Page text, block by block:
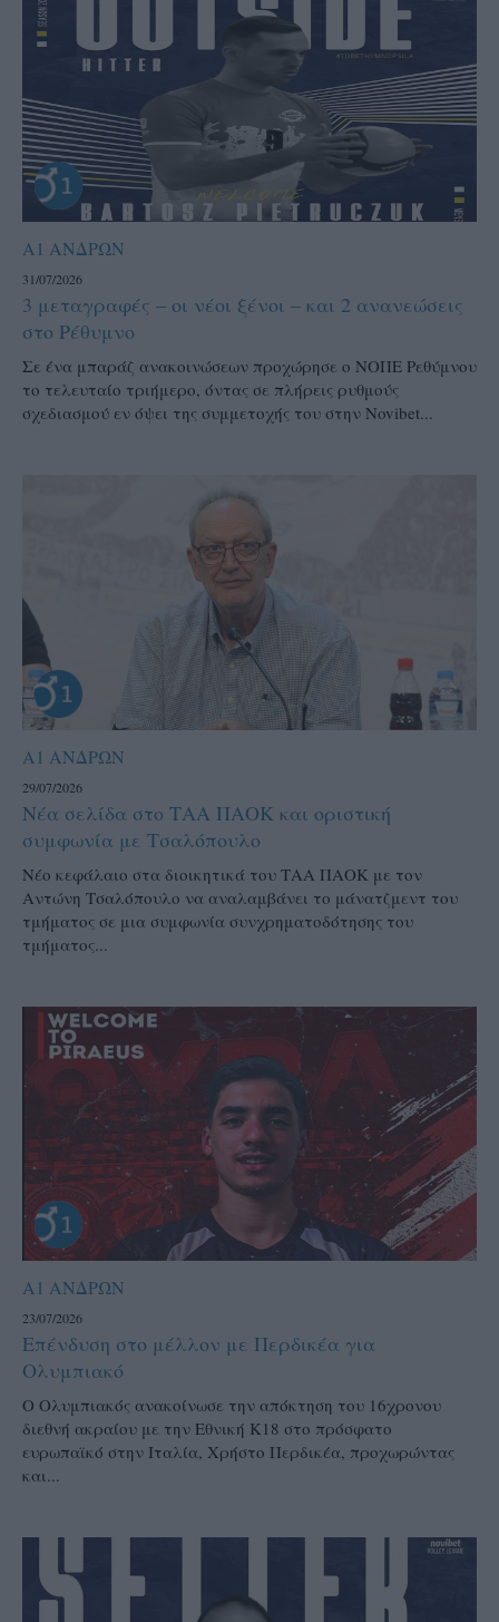
Α1 ΑΝΔΡΩΝ
31/07/2026
3 μεταγραφές – οι νέοι ξένοι – και 2 ανανεώσεις
στο Ρέθυμνο
Σε ένα μπαράζ ανακοινώσεων προχώρησε ο ΝΟΠΕ Ρεθύμνου
το τελευταίο τριήμερο, όντας σε πλήρεις ρυθμούς
σχεδιασμού εν όψει της συμμετοχής του στην Novibet...
Α1 ΑΝΔΡΩΝ
29/07/2026
Νέα σελίδα στο ΤΑΑ ΠΑΟΚ και οριστική
συμφωνία με Τσαλόπουλο
Νέο κεφάλαιο στα διοικητικά του ΤΑΑ ΠΑΟΚ με τον
Αντώνη Τσαλόπουλο να αναλαμβάνει το μάνατζμεντ του
τμήματος σε μια συμφωνία συνχρηματοδότησης του
τμήματος...
Α1 ΑΝΔΡΩΝ
23/07/2026
Επένδυση στο μέλλον με Περδικέα για
Ολυμπιακό
Ο Ολυμπιακός ανακοίνωσε την απόκτηση του 16χρονου
διεθνή ακραίου με την Εθνική Κ18 στο πρόσφατο
ευρωπαϊκό στην Ιταλία, Χρήστο Περδικέα, προχωρώντας
και...